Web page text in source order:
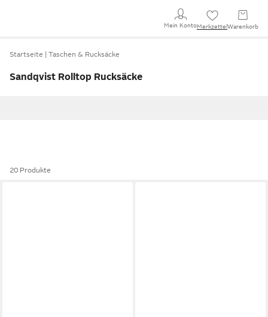
Mein KontoMerkzettel Warenkorb
Startseite Taschen & Rucksäcke
Sandqvist Rolltop Rucksäcke
20 Produkte